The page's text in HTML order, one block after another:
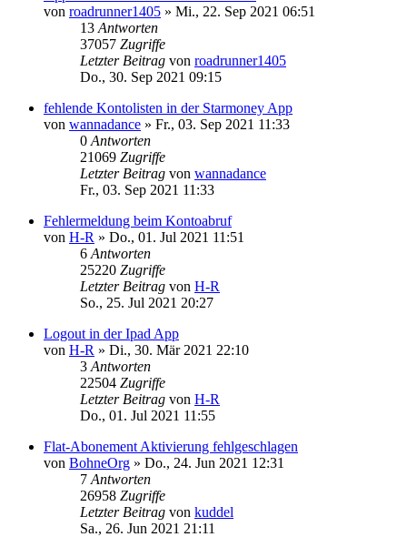
von roadrunner1405 » Mi., 22. Sep 2021 06:51
13 Antworten
37057 Zugriffe
Letzter Beitrag von roadrunner1405
Do., 30. Sep 2021 09:15
fehlende Kontolisten in der Starmoney App
von wannadance » Fr., 03. Sep 2021 11:33
0 Antworten
21069 Zugriffe
Letzter Beitrag von wannadance
Fr., 03. Sep 2021 11:33
Fehlermeldung beim Kontoabruf
von H-R » Do., 01. Jul 2021 11:51
6 Antworten
25220 Zugriffe
Letzter Beitrag von H-R
So., 25. Jul 2021 20:27
Logout in der Ipad App
von H-R » Di., 30. Mär 2021 22:10
3 Antworten
22504 Zugriffe
Letzter Beitrag von H-R
Do., 01. Jul 2021 11:55
Flat-Abonement Aktivierung fehlgeschlagen
von BohneOrg » Do., 24. Jun 2021 12:31
7 Antworten
26958 Zugriffe
Letzter Beitrag von kuddel
Sa., 26. Jun 2021 21:11